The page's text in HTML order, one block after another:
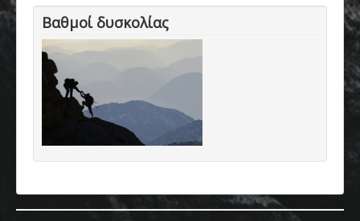
Βαθμοί δυσκολίας